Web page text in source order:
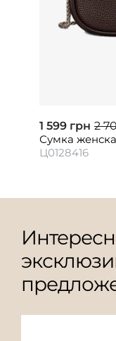
1 599 грн 2
Сумка
Ц0128416